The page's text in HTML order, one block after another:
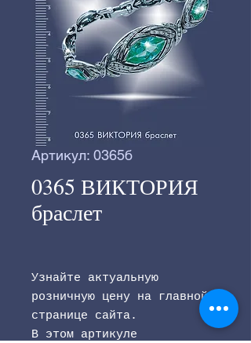
Артикул: 0365б
0365 ВИКТОРИЯ
браслет
Узнайте актуальную
розничную цену на главной
странице сайта.
В этом артикуле